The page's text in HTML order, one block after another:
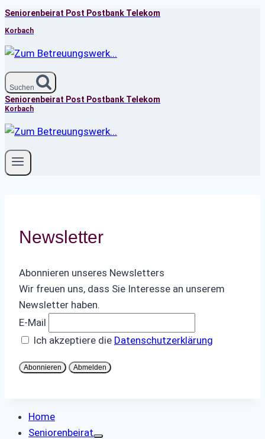
Zum
Inhalt
springen
Seniorenbeirat Post Postbank Telekom
Korbach
Suchen
Seniorenbeirat Post Postbank Telekom
Korbach
Newsletter
Abonnieren unseres Newsletters
Wir freuen uns, dass Sie Interesse an unserem
Newsletter haben.
E-Mail
Ich akzeptiere die Datenschutzerklärung
Abonnieren Abmelden
Home
Seniorenbeirat